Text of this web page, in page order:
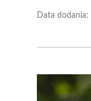
Data dodania: